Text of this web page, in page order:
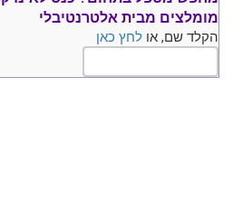
מומלצים מבית אלטרנטיבלי
הקלד שם, או לחץ כאן